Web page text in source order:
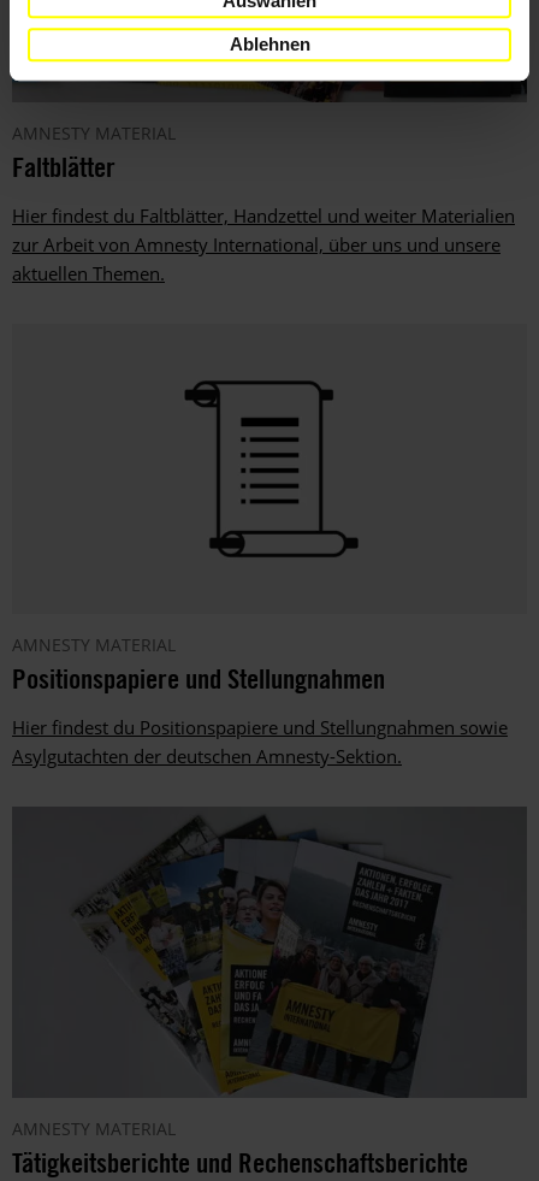
Ablehnen
AMNESTY MATERIAL
Faltblätter
Hier findest du Faltblätter, Handzettel und weiter Materialien
zur Arbeit von Amnesty International, über uns und unsere
aktuellen Themen.
AMNESTY MATERIAL
Positionspapiere und Stellungnahmen
Hier findest du Positionspapiere und Stellungnahmen sowie
Asylgutachten der deutschen Amnesty-Sektion.
AMNESTY MATERIAL
Tätigkeitsberichte und Rechenschaftsberichte